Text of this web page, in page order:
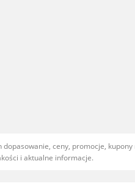
ceny, promocje,
i aktualne informacje.